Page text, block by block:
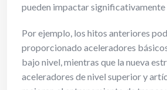
pueden impactar
Por ejemplo, los hitos anteriores
proporcionado aceleradores
bajo nivel, mientras que la nueva
aceleradores de nivel superior y